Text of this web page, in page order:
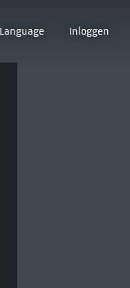
Language Inloggen